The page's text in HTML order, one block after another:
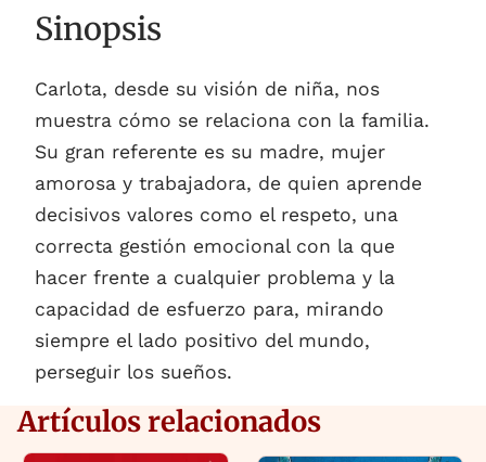
Sinopsis
Carlota, desde su visión de niña, nos
muestra cómo se relaciona con la familia.
Su gran referente es su madre, mujer
amorosa y trabajadora, de quien aprende
decisivos valores como el respeto, una
correcta gestión emocional con la que
hacer frente a cualquier problema y la
capacidad de esfuerzo para, mirando
siempre el lado positivo del mundo,
perseguir los sueños.
Artículos relacionados